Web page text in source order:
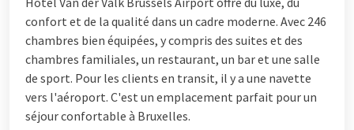
confort et de la qualité dans un cadre moderne. Avec 246
chambres bien équipées, y compris des suites et des
chambres familiales, un restaurant, un bar et une salle
de sport. Pour les clients en transit, il y a une navette
vers l'aéroport. C'est un emplacement parfait pour un
séjour confortable à Bruxelles.